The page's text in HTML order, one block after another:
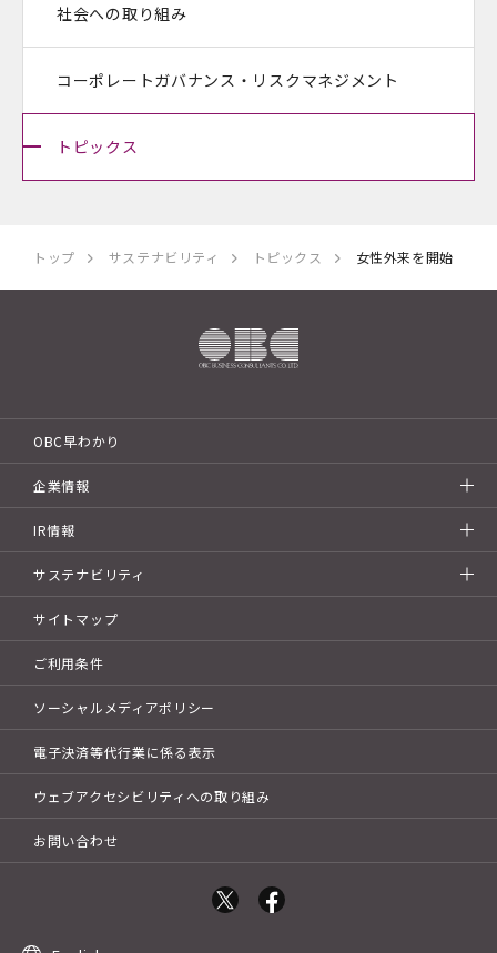
トップ サステナビリティ トピックス 女性外来を開始
社会への取り組み
コーポレートガバナンス・ リスクマネジメント
トピックス
OBC早わかり
企業情報
IR情報
サステナビリティ
サイトマップ
ご利用条件
ソーシャルメディアポリシー
電子決済等代行業に係る表示
ウェブアクセシビリティへの取り組み
お問い合わせ